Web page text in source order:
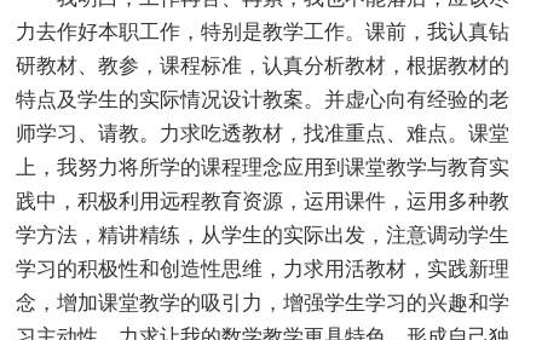
力去作好本职工作，特别是教学工作。课前，我认真钻
研教材、教参，课程标准，认真分析教材，根据教材的
特点及学生的实际情况设计教案。并虚心向有经验的老
师学习、请教。力求吃透教材，找准重点、难点。课堂
上，我努力将所学的课程理念应用到课堂教学与教育实
践中，积极利用远程教育资源，运用课件，运用多种教
学方法，精讲精练，从学生的实际出发，注意调动学生
学习的积极性和创造性思维，力求用活教材，实践新理
念，增加课堂教学的吸引力，增强学生学习的兴趣和学